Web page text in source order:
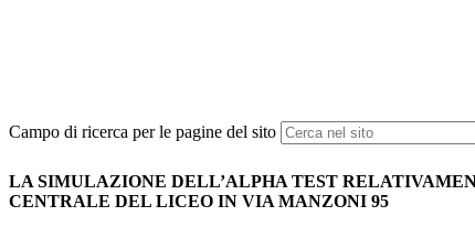
Campo di ricerca per le pagine del sito
LA SIMULAZIONE DELL’ALPHA TEST
CENTRALE DEL LICEO IN VIA MANZONI 95